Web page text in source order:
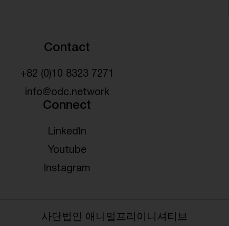
Contact
+82 (0)10 8323 7271
info@odc.network
Connect
LinkedIn
Youtube
Instagram
사단법인 애니멀프리이니셔티브